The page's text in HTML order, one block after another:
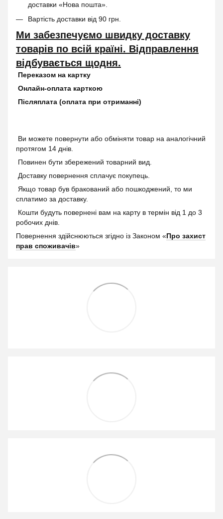
доставки «Нова пошта».
Вартість доставки від 90 грн.
Ми забезпечуємо швидку доставку
товарів по всій країні. Відправлення
відбувається щодня.
Переказом на картку
Онлайн-оплата карткою
Післяплата (оплата при отриманні)
Ви можете повернути або обміняти товар на аналогічний
протягом 14 днів.
Повинен бути збережений товарний вид.
Доставку повернення сплачує покупець.
Якщо товар був бракований або пошкоджений, то ми
сплатимо за доставку.
Кошти будуть повернені вам на карту в термін від 1 до 3
робочих днів.
Повернення здійснюються згідно із Законом «Про захист
прав споживачів»